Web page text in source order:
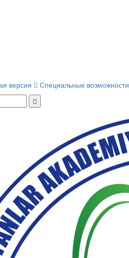
версия
Специальные возможности